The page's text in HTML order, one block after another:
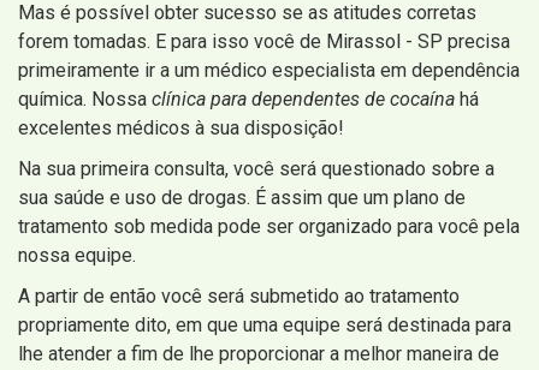
Mas é possível obter sucesso se as atitudes corretas
forem tomadas. E para isso você de Mirassol - SP precisa
primeiramente ir a um médico especialista em dependência
química. Nossa clínica para dependentes de cocaína há
excelentes médicos à sua disposição!
Na sua primeira consulta, você será questionado sobre a
sua saúde e uso de drogas. É assim que um plano de
tratamento sob medida pode ser organizado para você pela
nossa equipe.
A partir de então você será submetido ao tratamento
propriamente dito, em que uma equipe será destinada para
lhe atender a fim de lhe proporcionar a melhor maneira de